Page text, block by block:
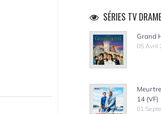
SÉRIES TV
Grand
05 Avril
14 (VF)
01